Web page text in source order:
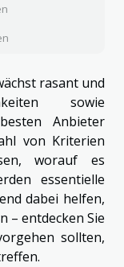
rasant und
sowie
Anbieter
von Kriterien
worauf es
essentielle
dabei helfen,
– entdecken Sie
sollten,